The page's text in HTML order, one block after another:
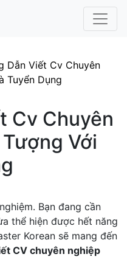
Dẫn Viết Cv Chuyên
Tuyển Dụng
Cv Chuyên
Với
Bạn đang cần
thể hiện được hết năng
Korean sẽ mang đến
CV chuyên nghiệp